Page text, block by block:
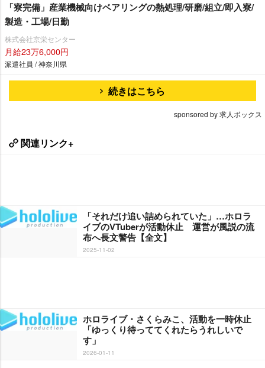
「寮完備」産業機械向けベアリングの熱処理/研磨/組立/即入寮/
製造・工場/日勤
株式会社京栄センター
月給23万6,000円
派遣社員 / 神奈川県
続きはこちら
sponsored by 求人ボックス
関連リンク+
「それだけ追い詰められていた」…ホロラ
イブのVTuberが活動休止 運営が風説の流
布へ長文警告【全文】
2025-11-02
ホロライブ・さくらみこ、活動を一時休止
「ゆっくり待っててくれたらうれしいで
す」
2026-01-11